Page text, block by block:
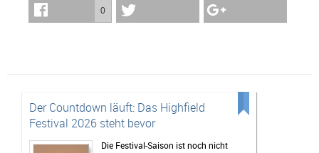
0
Der Countdown läuft: Das Highfield
Festival 2026 steht bevor
Die Festival-Saison ist noch nicht